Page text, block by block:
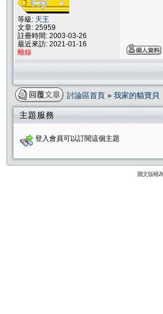
等級: 天王
文章: 25959
註冊時間: 2003-03-26
最近來訪: 2021-01-16
離線
討論區首頁 » 我家的貓寶貝
主題服務
登入會員可以訂閱這個主題
圖文版權